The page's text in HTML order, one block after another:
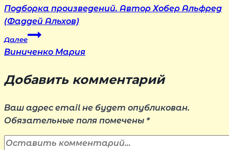
по
записям
Подборка произведений. Автор Хобер Альфред
(Фаддей Альхов)
Далее
Виниченко Мария
Добавить комментарий
Ваш адрес email не будет опубликован.
Обязательные поля помечены *